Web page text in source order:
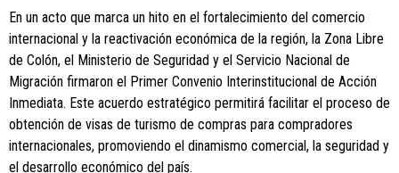
En un acto que marca un hito en el fortalecimiento del comercio
internacional y la reactivación económica de la región, la Zona Libre
de Colón, el Ministerio de Seguridad y el Servicio Nacional de
Migración firmaron el Primer Convenio Interinstitucional de Acción
Inmediata. Este acuerdo estratégico permitirá facilitar el proceso de
obtención de visas de turismo de compras para compradores
internacionales, promoviendo el dinamismo comercial, la seguridad y
el desarrollo económico del país.